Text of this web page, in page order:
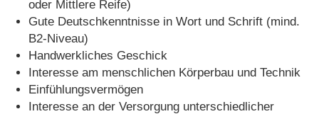
oder Mittlere Reife)
Gute Deutschkenntnisse in Wort und Schrift (mind.
B2-Niveau)
Handwerkliches Geschick
Interesse am menschlichen Körperbau und Technik
Einfühlungsvermögen
Interesse an der Versorgung unterschiedlicher